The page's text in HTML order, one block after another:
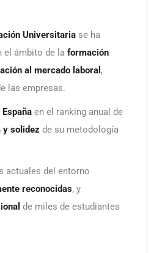
Universitaria se ha
el ámbito de la formación
al mercado laboral ,
las empresas.
en el ranking anual de
y solidez de su metodología
actuales del entorno
reconocidas, y
de miles de estudiantes